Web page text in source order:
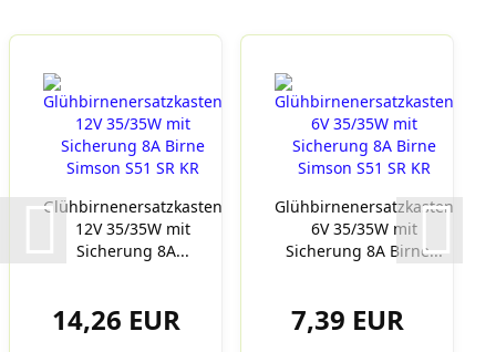
Glühbirnenersatzkasten
12V 35/35W mit
Sicherung 8A...
14,26 EUR
Glühbirnenersatzkasten
6V 35/35W mit
Sicherung 8A Birne...
7,39 EUR